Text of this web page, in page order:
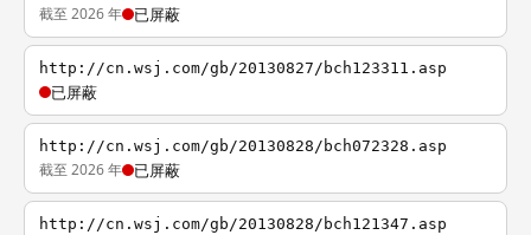
截至 2026 年 已屏蔽
http://cn.wsj.com/gb/20130827/bch123311.asp
已屏蔽
http://cn.wsj.com/gb/20130828/bch072328.asp
截至 2026 年 已屏蔽
http://cn.wsj.com/gb/20130828/bch121347.asp